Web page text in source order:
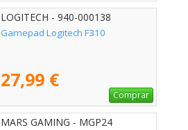
LOGITECH - 940-000138
Gamepad Logitech F310
27,99 €
Comprar
MARS GAMING - MGP24